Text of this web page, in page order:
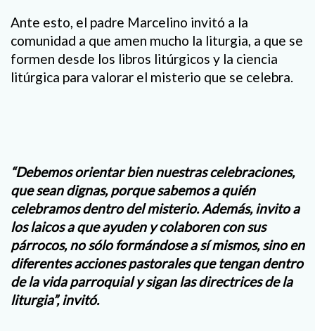
Ante esto, el padre Marcelino invitó a la
comunidad a que amen mucho la liturgia, a que se
formen desde los libros litúrgicos y la ciencia
litúrgica para valorar el misterio que se celebra.
“Debemos orientar bien nuestras celebraciones,
que sean dignas, porque sabemos a quién
celebramos dentro del misterio. Además, invito a
los laicos a que ayuden y colaboren con sus
párrocos, no sólo formándose a sí mismos, sino en
diferentes acciones pastorales que tengan dentro
de la vida parroquial y sigan las directrices de la
liturgia”, invitó.